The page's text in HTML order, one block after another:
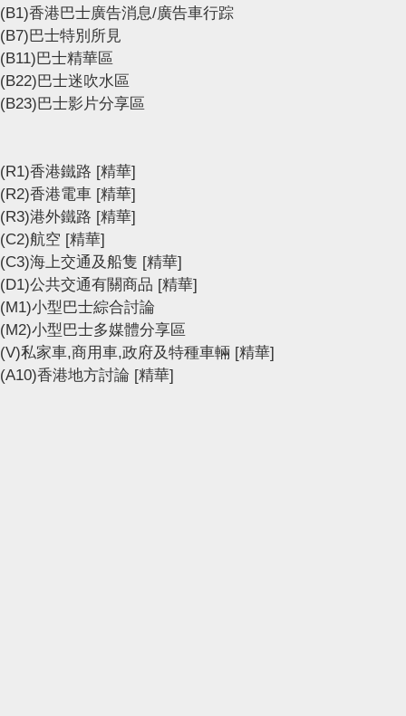
(B1)香港巴士廣告消息/廣告車行踪
(B7)巴士特別所見
(B11)巴士精華區
(B22)巴士迷吹水區
(B23)巴士影片分享區
(R1)香港鐵路 [精華]
(R2)香港電車 [精華]
(R3)港外鐵路 [精華]
(C2)航空 [精華]
(C3)海上交通及船隻 [精華]
(D1)公共交通有關商品 [精華]
(M1)小型巴士綜合討論
(M2)小型巴士多媒體分享區
(V)私家車,商用車,政府及特種車輛 [精華]
(A10)香港地方討論 [精華]